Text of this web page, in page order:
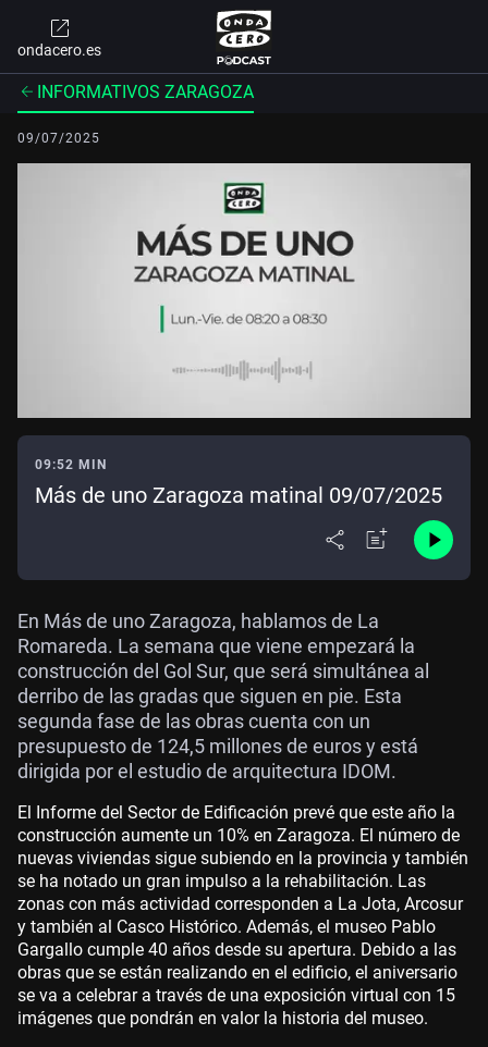
ondacero.es
INFORMATIVOS ZARAGOZA
09/07/2025
09:52 MIN
Más de uno Zaragoza matinal 09/07/2025
En Más de uno Zaragoza, hablamos de La
Romareda. La semana que viene empezará la
construcción del Gol Sur, que será simultánea al
derribo de las gradas que siguen en pie. Esta
segunda fase de las obras cuenta con un
presupuesto de 124,5 millones de euros y está
dirigida por el estudio de arquitectura IDOM.
El Informe del Sector de Edificación prevé que este año la
construcción aumente un 10% en Zaragoza. El número de
nuevas viviendas sigue subiendo en la provincia y también
se ha notado un gran impulso a la rehabilitación. Las
zonas con más actividad corresponden a La Jota, Arcosur
y también al Casco Histórico. Además, el museo Pablo
Gargallo cumple 40 años desde su apertura. Debido a las
obras que se están realizando en el edificio, el aniversario
se va a celebrar a través de una exposición virtual con 15
imágenes que pondrán en valor la historia del museo.